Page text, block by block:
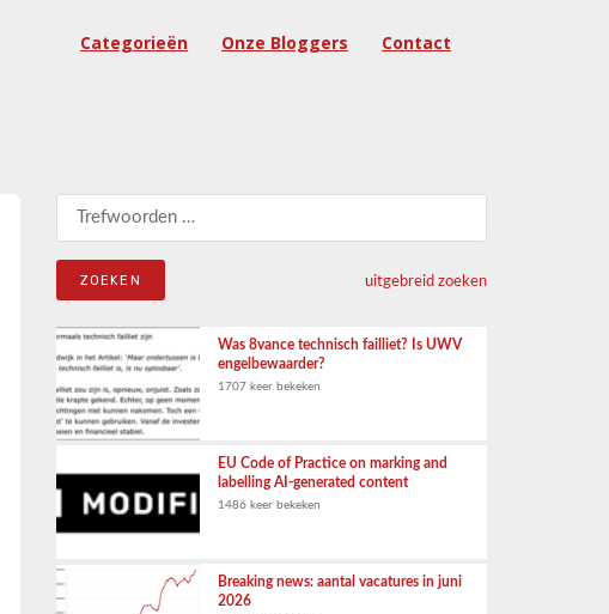
Categorieën Onze Bloggers Contact
Zoeken naar:
uitgebreid zoeken
Was 8vance technisch failliet? Is UWV
engelbewaarder?
1707 keer bekeken
EU Code of Practice on marking and
labelling AI-generated content
1486 keer bekeken
Breaking news: aantal vacatures in juni
2026